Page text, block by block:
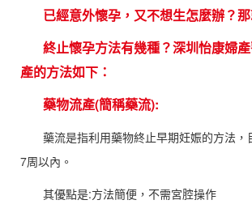
已經意外懷孕，又不想生怎麼辦？
終止懷孕方法有幾種？深圳怡康婦
產的方法如下：
藥物流產(簡稱藥流):
藥流是指利用藥物終止早期妊娠的方法，
7周以內。
其優點是:方法簡便，不需宮腔操作